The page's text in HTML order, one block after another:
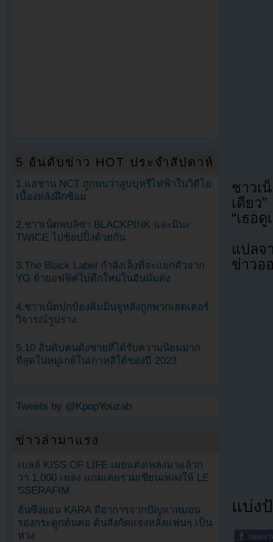
ชาวเ
เดียว
“เธอ
แปลจ
ข่าวอ
แบ่ง
5 อันดับข่าว HOT ประจำสัปดาห์
1.แฮชาน NCT ถูกพบว่าสูบบุหรี่ไฟฟ้าในวิดีโอ
เบื้องหลังฝึกซ้อม
2.ชาวเน็ตพบลิซ่า BLACKPINK และมินะ
TWICE ไปช้อปปิ้งด้วยกัน
3.The Black Label กำลังเล็งที่จะแยกตัวจาก
YG ย้ายอฟฟิศไปตึกใหม่ในฮันนัมดง
4.ชาวเน็ตปกป้องคิมมินจูหลังถูกพวกเฮดเตอร์
วิจารณ์รูปร่าง
5.10 อันดับคนดังชายที่ได้รับความนิยมมาก
ที่สุดในหมู่เกย์ในเกาหลีใต้ของปี 2023
Tweets by @KpopYouzab
ข่าวล่ามาแรง
เบลล์ KISS OF LIFE เผยแต่งเพลงมาแล้วก
ว่า 1,000 เพลง แถมเคยร่วมเขียนเพลงให้ LE
SSERAFIM
ฮันซึงยอน KARA มีอาการจากปัญหาหมอน
รองกระดูกต้นคอ ต้นสังกัดแจงหลังแฟนๆ เป็น
ห่วง